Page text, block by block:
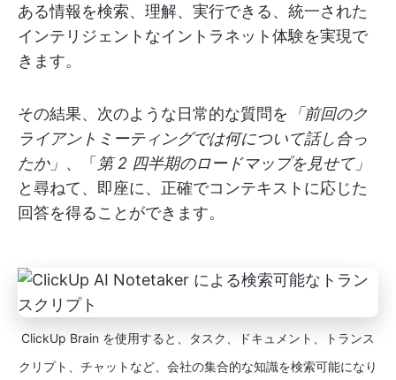
ある情報を検索、理解、実行できる、統一された
インテリジェントなイントラネット体験を実現で
きます。
その結果、次のような日常的な質問を 「前回のク
ライアントミーティングでは何について話し合っ
たか」 、「第 2 四半期のロードマップを見せて」
と尋ねて、即座に、正確でコンテキストに応じた
回答を得ることができます。
ClickUp Brain を使用すると、タスク、ドキュメント、トランス
クリプト、チャットなど、会社の集合的な知識を検索可能になり